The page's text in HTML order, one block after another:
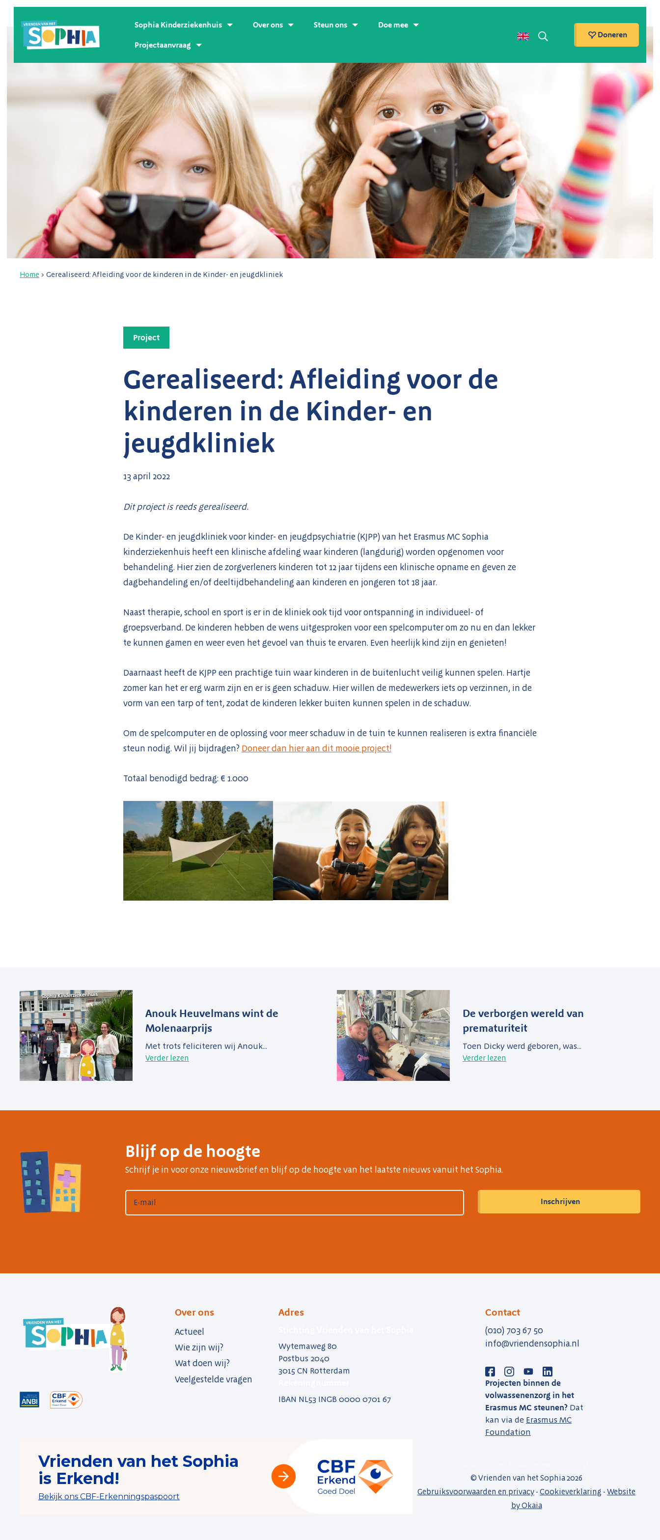
Sophia Kinderziekenhuis Over ons Steun ons Doe mee
Projectaanvraag
Doneren
Home > Gerealiseerd: Afleiding voor de kinderen in de Kinder- en jeugdkliniek
Project
Gerealiseerd: Afleiding voor de
kinderen in de Kinder- en
jeugdkliniek
13 april 2022
Dit project is reeds gerealiseerd.
De Kinder- en jeugdkliniek voor kinder- en jeugdpsychiatrie (KJPP) van het Erasmus MC Sophia
kinderziekenhuis heeft een klinische afdeling waar kinderen (langdurig) worden opgenomen voor
behandeling. Hier zien de zorgverleners kinderen tot 12 jaar tijdens een klinische opname en geven ze
dagbehandeling en/of deeltijdbehandeling aan kinderen en jongeren tot 18 jaar.
Naast therapie, school en sport is er in de kliniek ook tijd voor ontspanning in individueel- of
groepsverband. De kinderen hebben de wens uitgesproken voor een spelcomputer om zo nu en dan lekker
te kunnen gamen en weer even het gevoel van thuis te ervaren. Even heerlijk kind zijn en genieten!
Daarnaast heeft de KJPP een prachtige tuin waar kinderen in de buitenlucht veilig kunnen spelen. Hartje
zomer kan het er erg warm zijn en er is geen schaduw. Hier willen de medewerkers iets op verzinnen, in de
vorm van een tarp of tent, zodat de kinderen lekker buiten kunnen spelen in de schaduw.
Om de spelcomputer en de oplossing voor meer schaduw in de tuin te kunnen realiseren is extra financiële
steun nodig. Wil jij bijdragen? Doneer dan hier aan dit mooie project!
Totaal benodigd bedrag: € 1.000
Anouk Heuvelmans wint de
Molenaarprijs
Met trots feliciteren wij Anouk...
Verder lezen
De verborgen wereld van
prematuriteit
Toen Dicky werd geboren, was...
Verder lezen
Blijf op de hoogte
Schrijf je in voor onze nieuwsbrief en blijf op de hoogte van het laatste nieuws vanuit het Sophia.
Over ons
Actueel
Wie zijn wij?
Wat doen wij?
Veelgestelde vragen
Adres
Wytemaweg 80
Postbus 2040
3015 CN Rotterdam
IBAN NL53 INGB 0000 0701 67
Contact
(010) 703 67 50
info@vriendensophia.nl
Projecten binnen de
volwassenenzorg in het
Erasmus MC steunen?Dat
kan via de Erasmus MC
Foundation
© Vrienden van het Sophia 2026
Gebruiksvoorwaarden en privacy - Cookieverklaring - Website
by Okaia